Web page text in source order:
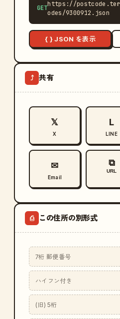
GET
https://
odes/9300912.json
{ } JSON を表示
⤴ 共有
𝕏
X
L
LINE
✉
Email
⧉
URL
⎙ この住所の別形式
7桁 郵便番号
ハイフン付き
(旧) 5桁